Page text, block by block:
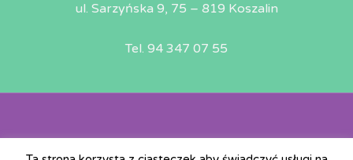
ul. Sarzyńska 9, 75 – 819 Koszalin
Tel. 94 347 07 55
© Copyright 2019 | All rights reserved | MEDiSON |